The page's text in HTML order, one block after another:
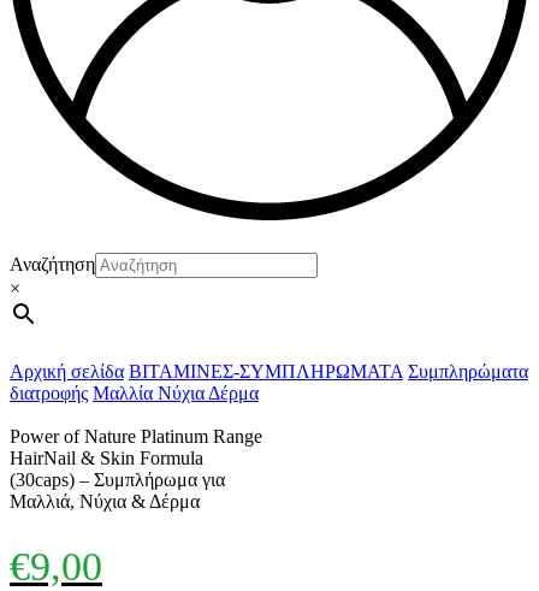
Αναζήτηση
×
Αρχική σελίδα ΒΙΤΑΜΙΝΕΣ-ΣΥΜΠΛΗΡΩΜΑΤΑ Συμπληρώματα
διατροφής Μαλλία Νύχια Δέρμα
Power of Nature Platinum Range
HairNail & Skin Formula
(30caps) – Συμπλήρωμα για
Μαλλιά, Νύχια & Δέρμα
€9,00